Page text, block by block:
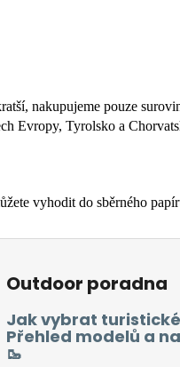
nakupujeme pouze
Evropy, Tyrolsko a
vyhodit do sběrného
Outdoor poradna
Jak vybrat
Přehled modelů a
🥾